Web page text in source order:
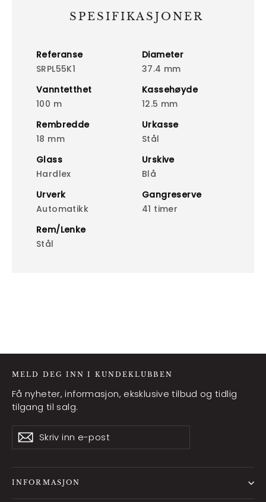
SPESIFIKASJONER
Referanse
SRPL55K1
Diameter
37.4 mm
Vanntetthet
100 m
Kassehøyde
12.5 mm
Rembredde
18 mm
Urkasse
Stål
Glass
Hardlex
Urskive
Blå
Urverk
Automatikk
Gangreserve
41 timer
Rem/Lenke
Stål
MELD DEG INN I KUNDEKLUBBEN
Få nyheter, informasjon, eksklusive tilbud og tidlig
tilgang til salg.
Skriv
inn
e-
post
AbonnerAbonner
INFORMASJON